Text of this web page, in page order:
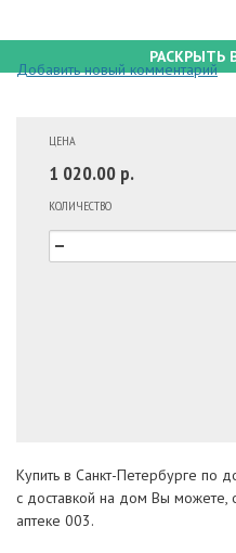
РАСКРЫТЬ
Добавить новый комментарий
ЦЕНА
1 020.00 р.
КОЛИЧЕСТВО
Купить в Санкт-Петербурге по
с доставкой на дом Вы можете,
аптеке 003.